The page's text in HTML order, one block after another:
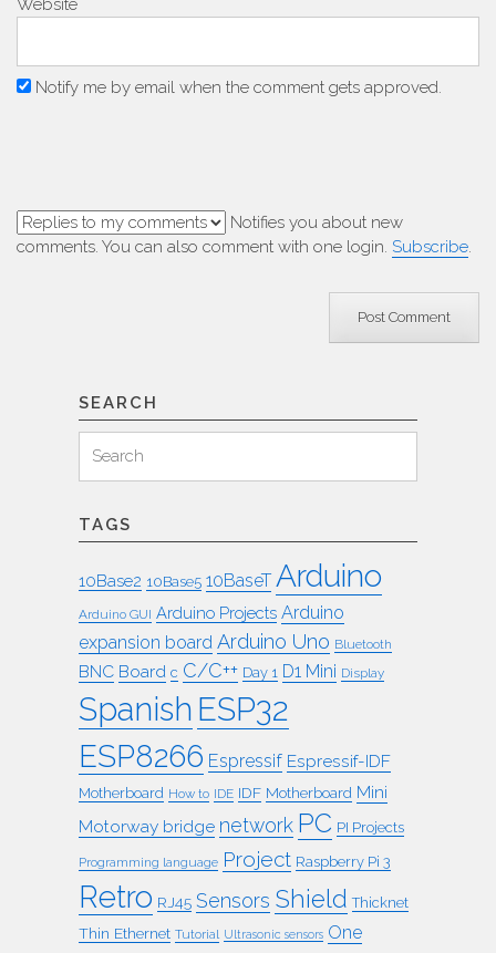
Website
Notify me by email when the comment gets approved.
Notifies you about new
comments. You can also comment with one login. Subscribe.
SEARCH
for:
Search
TAGS
10Base2 10Base5 10BaseT Arduino
Arduino GUI Arduino Projects Arduino
expansion board Arduino Uno Bluetooth
BNC Board c C/C++ Day 1 D1 Mini Display
Spanish ESP32
ESP8266 Espressif Espressif-IDF
Motherboard How to IDE IDF Motherboard Mini
Motorway bridge network PC PI Projects
Programming language Project Raspberry Pi 3
Retro RJ45 Sensors Shield Thicknet
Thin Ethernet Tutorial Ultrasonic sensors One